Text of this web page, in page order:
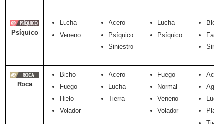
Psíquico
Lucha
Veneno
Acero
Psíquico
Siniestro
Lucha
Psíquico
Roca
Bicho
Fuego
Hielo
Volador
Acero
Lucha
Tierra
Fuego
Normal
Veneno
Volador